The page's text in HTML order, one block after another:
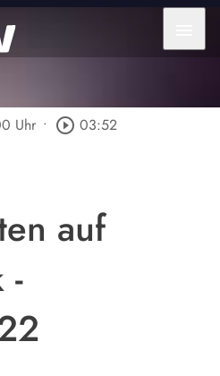
Uhr • play_circle_outline 03:52
auf
-